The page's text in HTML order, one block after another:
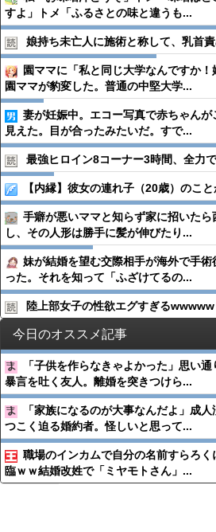
すよ」トメ「ふるさとの味と違うも...
娘持ち未亡人に施術と称して、乳首
園ママに「私と同じ大学なんですか！
園ママが豹変した。普通の中堅大学...
妻が妊娠中。エコー写真で赤ちゃん
見えた。目が合ったみたいだ。すで...
最強ヒロイン8コーナー3時間、全力
【内縁】彼女の連れ子（20歳）のこ
手癖が悪いママと知らず家に招いた
し、その人形は勝手に髪が伸びたり...
妹が結婚を望む交際相手が海外で手
った。それを知って「ふざけてるの...
陸上部女子の性欲エグすぎるwwwww
今日のオススメ記事
「子供を作らなきゃよかった」思い
暴言を吐く友人。離婚を突きつけら...
「家族になるのが大事なんだよ」成
つこく迫る婚約者。怪しいと思って...
職場のインカムで自分の名前すらろ
臨ｗｗ結婚改姓で「ミヤモトさん」...